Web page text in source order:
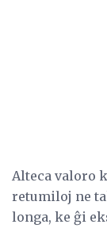
Alteca valoro
retumiloj ne
longa, ke ĝi